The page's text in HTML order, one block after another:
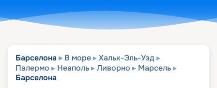
Барселона В море
Хальк-Эль-Уэд
Палермо
Неаполь Ливорно
Марсель
Барселона